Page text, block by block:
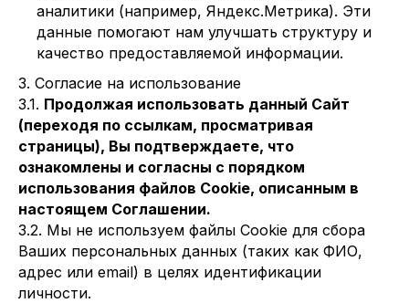
аналитики (например, Яндекс.Метрика). Эти
данные помогают нам улучшать структуру и
качество предоставляемой информации.
3. Согласие на использование
3.1. Продолжая использовать данный Сайт
(переходя по ссылкам, просматривая
страницы), Вы подтверждаете, что
ознакомлены и согласны с порядком
использования файлов Cookie, описанным в
настоящем Соглашении.
3.2. Мы не используем файлы Cookie для сбора
Ваших персональных данных (таких как ФИО,
адрес или email) в целях идентификации
личности.